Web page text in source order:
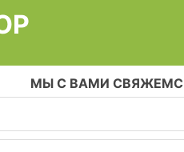
МЫ С ВАМИ